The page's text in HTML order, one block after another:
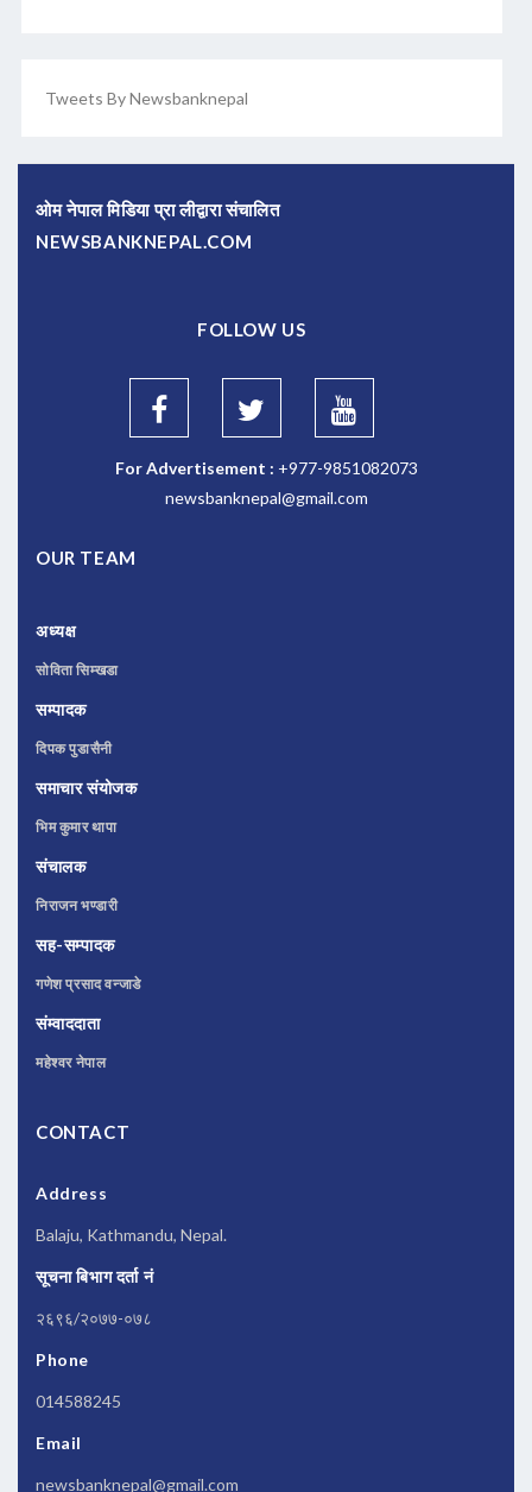
Tweets By Newsbanknepal
ओम नेपाल मिडिया प्रा लीद्वारा संचालित
NEWSBANKNEPAL.COM
FOLLOW US
For Advertisement : +977-9851082073
newsbanknepal@gmail.com
OUR TEAM
अध्यक्ष
सोविता सिम्खडा
सम्पादक
दिपक पुडासैनी
समाचार संयोजक
भिम कुमार थापा
संचालक
निराजन भण्डारी
सह-सम्पादक
गणेश प्रसाद वन्जाडे
संम्वाददाता
महेश्वर नेपाल
CONTACT
Address
Balaju, Kathmandu, Nepal.
सूचना बिभाग दर्ता नं
२६९६/२०७७-०७८
Phone
014588245
Email
newsbanknepal@gmail.com